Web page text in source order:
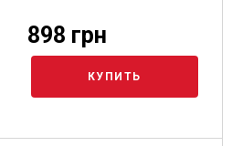
898 грн
КУПИТЬ